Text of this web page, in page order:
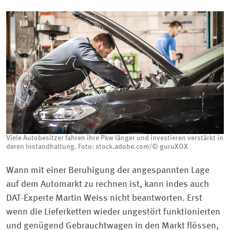
Viele Autobesitzer fahren ihre Pkw länger und investieren verstärkt in
deren Instandhaltung. Foto: stock.adobe.com/© guruXOX
Wann mit einer Beruhigung der angespannten Lage
auf dem Automarkt zu rechnen ist, kann indes auch
DAT-Experte Martin Weiss nicht beantworten. Erst
wenn die Lieferketten wieder ungestört funktionierten
und genügend Gebrauchtwagen in den Markt flössen,